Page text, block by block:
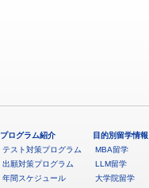
プログラム紹介
テスト対策プログラム
出願対策プログラム
年間スケジュール
目的別留学情報
MBA留学
LLM留学
大学院留学